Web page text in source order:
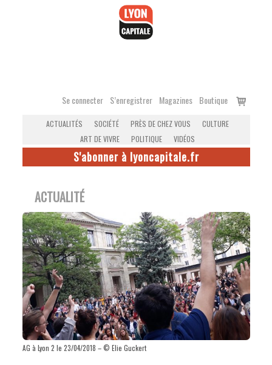
Se connecter S’enregistrer Magazines Boutique
Voir
ACTUALITÉS SOCIÉTÉ PRÈS DE CHEZ VOUS
CULTURE
ART DE VIVRE
POLITIQUE VIDÉOS
S'abonner à lyoncapitale.fr
ACTUALITÉ
AG à Lyon 2 le 23/04/2018 – © Elie Guckert